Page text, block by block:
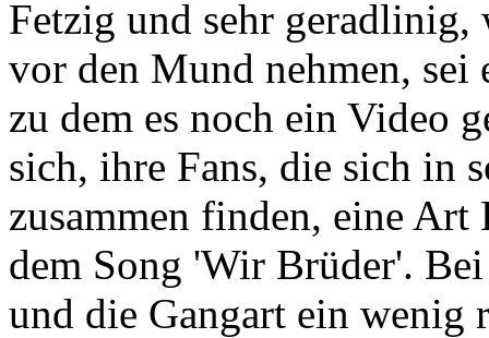
Fetzig und sehr
vor den Mund nehmen, sei
zu dem es noch ein Video
sich, ihre Fans, die sich in
zusammen finden, eine
dem Song 'Wir Brüder'.
und die Gangart ein wenig